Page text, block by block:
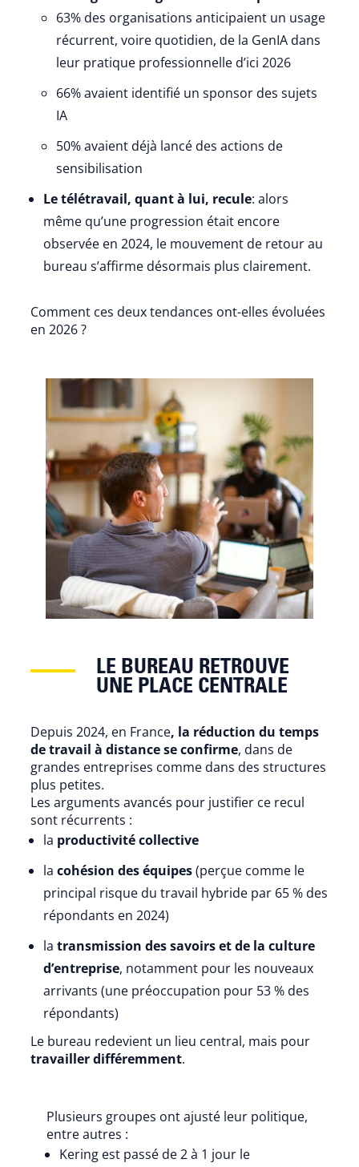
63% des organisations anticipaient un usage
récurrent, voire quotidien, de la GenIA dans
leur pratique professionnelle d’ici 2026
66% avaient identifié un sponsor des sujets
IA
50% avaient déjà lancé des actions de
sensibilisation
Le télétravail, quant à lui, recule: alors
même qu’une progression était encore
observée en 2024, le mouvement de retour au
bureau s’affirme désormais plus clairement.
Comment ces deux tendances ont-elles évoluées
en 2026 ?
LE BUREAU RETROUVE
UNE PLACE CENTRALE
Depuis 2024, en France, la réduction du temps
de travail à distance se confirme, dans de
grandes entreprises comme dans des structures
plus petites.
Les arguments avancés pour justifier ce recul
sont récurrents :
la productivité collective
lacohésion des équipes(perçue comme le
principal risque du travail hybride par 65 % des
répondants en 2024)
latransmission des savoirs et de la culture
d’entreprise, notamment pour les nouveaux
arrivants (une préoccupation pour 53 % des
répondants)
Le bureau redevient un lieu central, mais pour
travailler différemment.
Plusieurs groupes ont ajusté leur politique,
entre autres :
Kering est passé de 2 à 1 jour le